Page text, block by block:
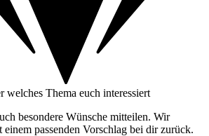
welches Thema euch interessiert
besondere Wünsche mitteilen. Wir
einem passenden Vorschlag bei dir zurück.